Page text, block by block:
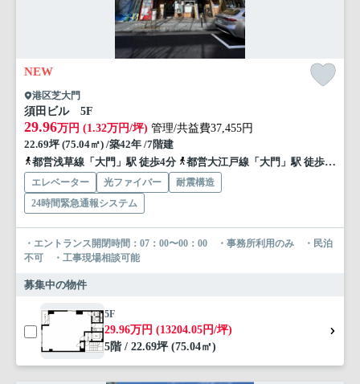
NEW
港区芝大門
須田ビル 5F
29.96万円 (1.32万円/坪) 管理/共益費37,455円
22.69坪 (75.04㎡) /築42年 /7階建
都営浅草線「大門」駅 徒歩4分
都営大江戸線「大門」駅 徒歩5分
エレベーター 光ファイバー
耐震構造
24時間緊急通報システム
・エントランス開閉時間：07：00〜00：00 ・事務所利用のみ ・民泊
不可 ・工事現場相談可能
募集中の物件
5F
29.96万円 (13204.05円/坪)
5階 / 22.69坪 (75.04㎡)